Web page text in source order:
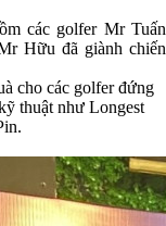
các golfer Mr Tuấn
Hữu đã giành chiến
cho các golfer đứng
thuật như Longest